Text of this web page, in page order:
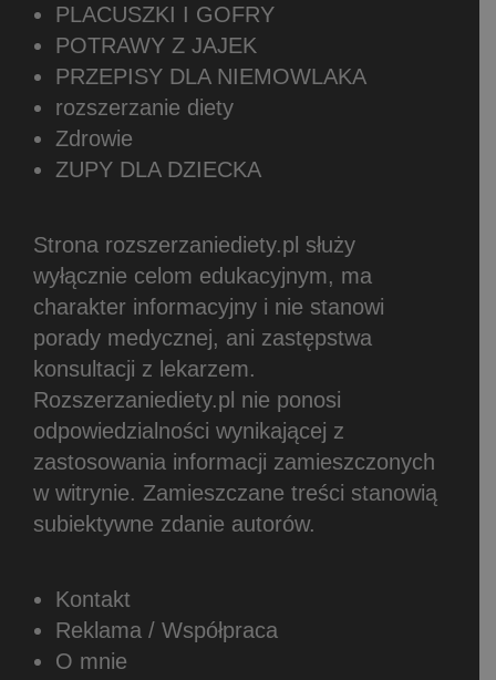
PLACUSZKI I GOFRY
POTRAWY Z JAJEK
PRZEPISY DLA NIEMOWLAKA
rozszerzanie diety
Zdrowie
ZUPY DLA DZIECKA
Strona rozszerzaniediety.pl służy
wyłącznie celom edukacyjnym, ma
charakter informacyjny i nie stanowi
porady medycznej, ani zastępstwa
konsultacji z lekarzem.
Rozszerzaniediety.pl nie ponosi
odpowiedzialności wynikającej z
zastosowania informacji zamieszczonych
w witrynie. Zamieszczane treści stanowią
subiektywne zdanie autorów.
Kontakt
Reklama / Współpraca
O mnie